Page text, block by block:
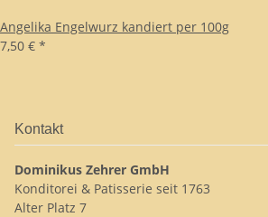
Angelika Engelwurz kandiert per 100g
7,50 € *
Kontakt
Dominikus Zehrer GmbH
Konditorei & Patisserie seit 1763
Alter Platz 7